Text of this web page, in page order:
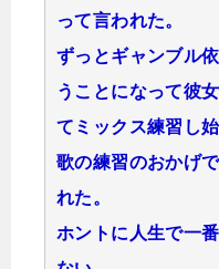
って言われた。
ずっとギャンブル
うことになって彼
てミックス練習し
歌の練習のおかげ
れた。
ホントに人生で一